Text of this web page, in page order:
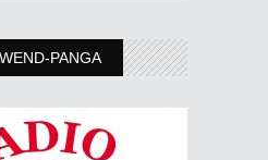
PANGA